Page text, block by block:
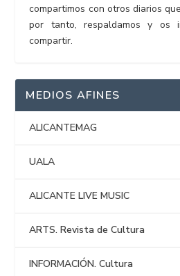
compartimos con otros diarios
por tanto, respaldamos y os
compartir.
MEDIOS AFINES
ALICANTEMAG
UALA
ALICANTE LIVE MUSIC
ARTS. Revista de Cultura
INFORMACIÓN. Cultura